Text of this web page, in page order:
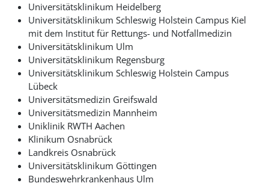
Universitätsklinikum Heidelberg
Universitätsklinikum Schleswig Holstein Campus Kiel
mit dem Institut für Rettungs- und Notfallmedizin
Universitätsklinikum Ulm
Universitätsklinikum Regensburg
Universitätsklinikum Schleswig Holstein Campus
Lübeck
Universitätsmedizin Greifswald
Universitätsmedizin Mannheim
Uniklinik RWTH Aachen
Klinikum Osnabrück
Landkreis Osnabrück
Universitätsklinikum Göttingen
Bundeswehrkrankenhaus Ulm